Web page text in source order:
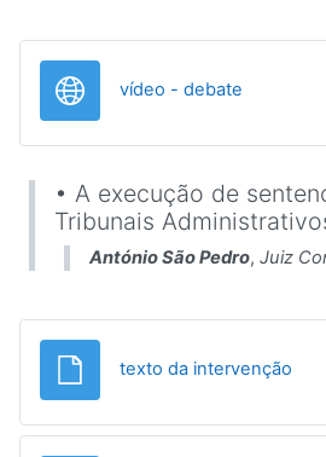
vídeo - debate
• A execução de
Tribunais
António São Pedro, Juiz
texto da intervenção